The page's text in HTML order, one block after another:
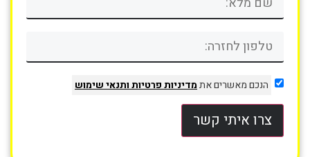
הנכם מאשרים אתמדיניות פרטיותותנאי שימוש
צרו איתי קשר